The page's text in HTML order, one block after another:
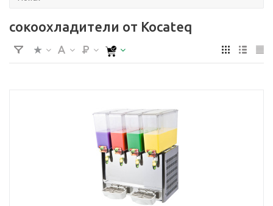
сокоохладители от Kocateq